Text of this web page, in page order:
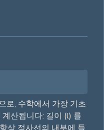
로, 수학에서 가장 기초
산됩니다: 길이 (l) 를